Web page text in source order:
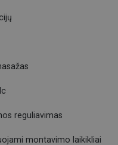
reguliavimas
montavimo laikikliai